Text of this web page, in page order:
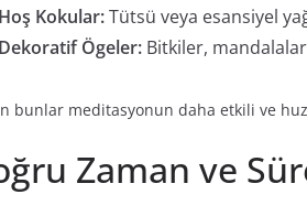
Hoş Kokular:Tütsü veya esansiyel
Dekoratif Ögeler: Bitkiler,
bunlar meditasyonun daha etkili ve
Zaman ve